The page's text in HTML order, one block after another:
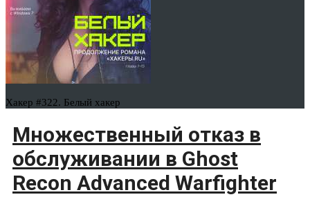
Хакер #322. Белый хакер
Множественный отказ в
обслуживании в Ghost
Recon Advanced Warfighter